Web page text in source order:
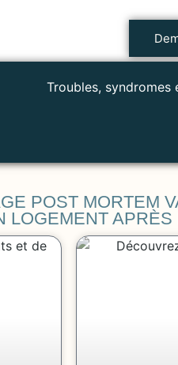
Troubles, syndromes
POST MORTEM
LOGEMENT APRÈS